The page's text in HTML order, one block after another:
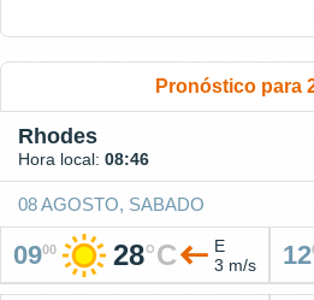
Pronóstico para
Rhodes
Hora local: 08:46
08 AGOSTO, SABADO
0900 28°C
E
3 m/s
12